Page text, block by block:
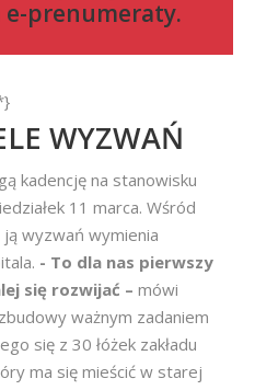
prenumeraty.
WYZWAŃ
kadencję na stanowisku
11 marca. Wśród
wyzwań wymienia
- To dla nas pierwszy
się rozwijać – mówi
ważnym zadaniem
się z 30 łóżek zakładu
ma się mieścić w starej